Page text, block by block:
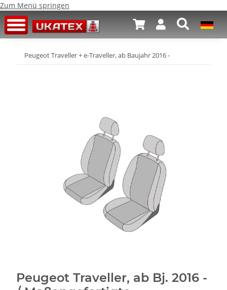
Zum Menü springen
Peugeot Traveller + e-Traveller, ab Baujahr 2016 -
Peugeot Traveller, ab Bj. 2016 -